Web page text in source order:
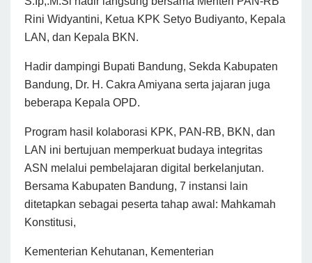
Rini Widyantini, Ketua KPK Setyo Budiyanto, Kepala
LAN, dan Kepala BKN.
Hadir dampingi Bupati Bandung, Sekda Kabupaten
Bandung, Dr. H. Cakra Amiyana serta jajaran juga
beberapa Kepala OPD.
Program hasil kolaborasi KPK, PAN-RB, BKN, dan
LAN ini bertujuan memperkuat budaya integritas
ASN melalui pembelajaran digital berkelanjutan.
Bersama Kabupaten Bandung, 7 instansi lain
ditetapkan sebagai peserta tahap awal: Mahkamah
Konstitusi,
Kementerian Kehutanan, Kementerian